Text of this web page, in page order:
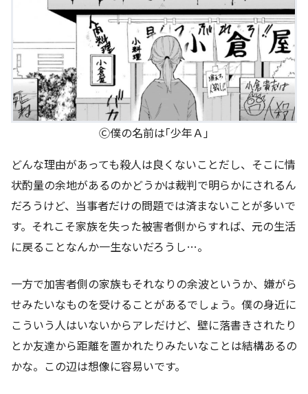
Ⓒ僕の名前は｢少年Ａ｣
どんな理由があっても殺人は良くないことだし、そこに情
状酌量の余地があるのかどうかは裁判で明らかにされるん
だろうけど、当事者だけの問題では済まないことが多いで
す。それこそ家族を失った被害者側からすれば、元の生活
に戻ることなんか一生ないだろうし…。
一方で加害者側の家族もそれなりの余波というか、嫌がら
せみたいなものを受けることがあるでしょう。僕の身近に
こういう人はいないからアレだけど、壁に落書きされたり
とか友達から距離を置かれたりみたいなことは結構あるの
かな。この辺は想像に容易いです。